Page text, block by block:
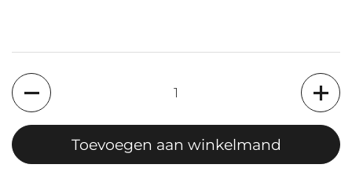
Aantal
Toevoegen aan winkelmand